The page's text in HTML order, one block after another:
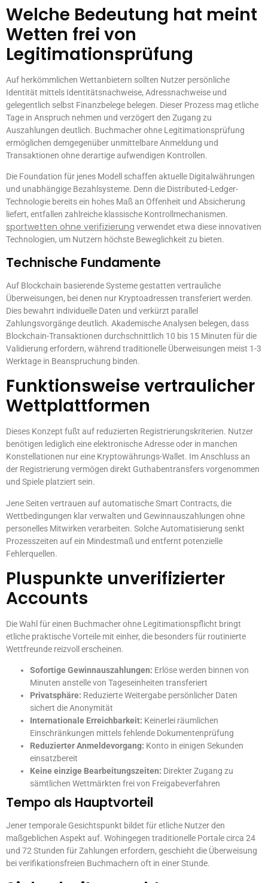
Welche Bedeutung hat meint
Wetten frei von
Legitimationsprüfung
Auf herkömmlichen Wettanbietern sollten Nutzer persönliche
Identität mittels Identitätsnachweise, Adressnachweise und
gelegentlich selbst Finanzbelege belegen. Dieser Prozess mag etliche
Tage in Anspruch nehmen und verzögert den Zugang zu
Auszahlungen deutlich. Buchmacher ohne Legitimationsprüfung
ermöglichen demgegenüber unmittelbare Anmeldung und
Transaktionen ohne derartige aufwendigen Kontrollen.
Die Foundation für jenes Modell schaffen aktuelle Digitalwährungen
und unabhängige Bezahlsysteme. Denn die Distributed-Ledger-
Technologie bereits ein hohes Maß an Offenheit und Absicherung
liefert, entfallen zahlreiche klassische Kontrollmechanismen.
sportwetten ohne verifizierung verwendet etwa diese innovativen
Technologien, um Nutzern höchste Beweglichkeit zu bieten.
Technische Fundamente
Auf Blockchain basierende Systeme gestatten vertrauliche
Überweisungen, bei denen nur Kryptoadressen transferiert werden.
Dies bewahrt individuelle Daten und verkürzt parallel
Zahlungsvorgänge deutlich. Akademische Analysen belegen, dass
Blockchain-Transaktionen durchschnittlich 10 bis 15 Minuten für die
Validierung erfordern, während traditionelle Überweisungen meist 1-3
Werktage in Beanspruchung binden.
Funktionsweise vertraulicher
Wettplattformen
Dieses Konzept fußt auf reduzierten Registrierungskriterien. Nutzer
benötigen lediglich eine elektronische Adresse oder in manchen
Konstellationen nur eine Kryptowährungs-Wallet. Im Anschluss an
der Registrierung vermögen direkt Guthabentransfers vorgenommen
und Spiele platziert sein.
Jene Seiten vertrauen auf automatische Smart Contracts, die
Wettbedingungen klar verwalten und Gewinnauszahlungen ohne
personelles Mitwirken verarbeiten. Solche Automatisierung senkt
Prozesszeiten auf ein Mindestmaß und entfernt potenzielle
Fehlerquellen.
Pluspunkte unverifizierter
Accounts
Die Wahl für einen Buchmacher ohne Legitimationspflicht bringt
etliche praktische Vorteile mit einher, die besonders für routinierte
Wettfreunde reizvoll erscheinen.
Sofortige Gewinnauszahlungen: Erlöse werden binnen von
Minuten anstelle von Tageseinheiten transferiert
Privatsphäre: Reduzierte Weitergabe persönlicher Daten
sichert die Anonymität
Internationale Erreichbarkeit: Keinerlei räumlichen
Einschränkungen mittels fehlende Dokumentenprüfung
Reduzierter Anmeldevorgang: Konto in einigen Sekunden
einsatzbereit
Keine einzige Bearbeitungszeiten: Direkter Zugang zu
sämtlichen Wettmärkten frei von Freigabeverfahren
Tempo als Hauptvorteil
Jener temporale Gesichtspunkt bildet für etliche Nutzer den
maßgeblichen Aspekt auf. Wohingegen traditionelle Portale circa 24
und 72 Stunden für Zahlungen erfordern, geschieht die Überweisung
bei verifikationsfreien Buchmachern oft in einer Stunde.